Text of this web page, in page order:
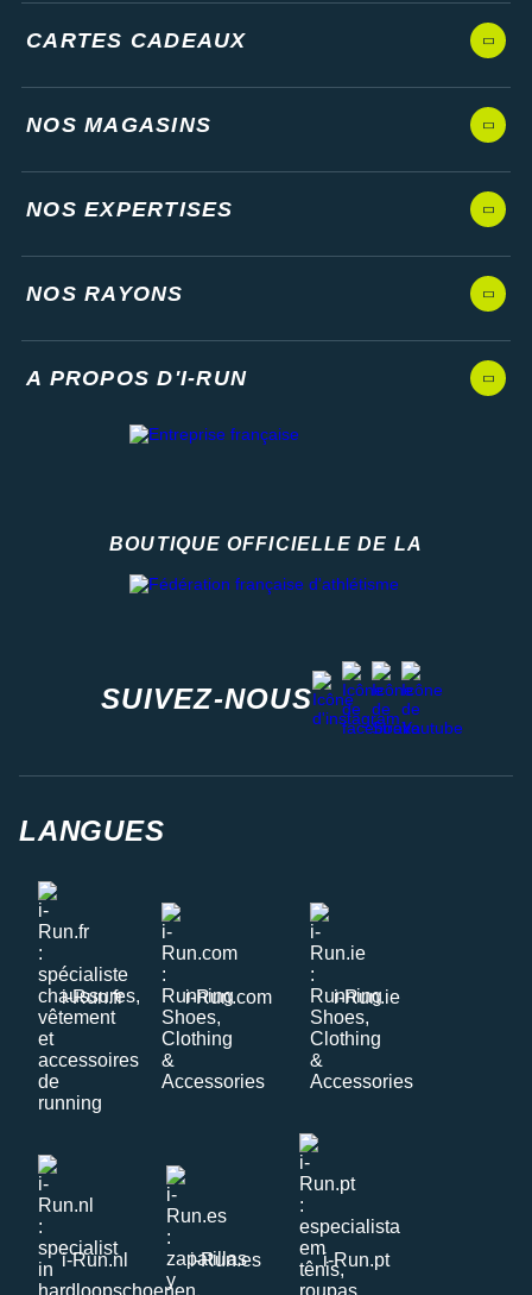
CARTES CADEAUX
NOS MAGASINS
NOS EXPERTISES
NOS RAYONS
A PROPOS D'I-RUN
BOUTIQUE OFFICIELLE DE LA
SUIVEZ-NOUS
instagram
facebook
stravayoutube
LANGUES
i-Run.fr i-Run.com i-Run.ie
i-Run.nl i-Run.es i-Run.pt